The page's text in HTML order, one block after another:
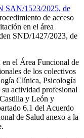
SAN/1523/2025, de
de acceso
en el área
SND/1427/2023, de
el Área Funcional de
de los colectivos
Clínica, Psicología
actividad profesional
y León y
6.1 del Acuerdo
de Salud anexo a la